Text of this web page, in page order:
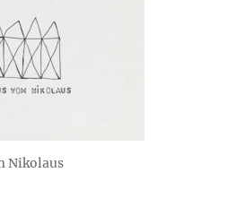
Nikolaus